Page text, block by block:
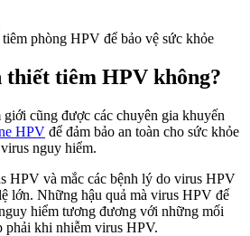
phòng HPV để bảo vệ sức khỏe
thiết tiêm HPV không?
cũng được các chuyên gia khuyến
HPV để đảm bảo an toàn cho sức khỏe
nguy hiểm.
HPV và mắc các bệnh lý do virus HPV
lớn. Những hậu quả mà virus HPV để
hiểm tương đương với những mối
phải khi nhiễm virus HPV.